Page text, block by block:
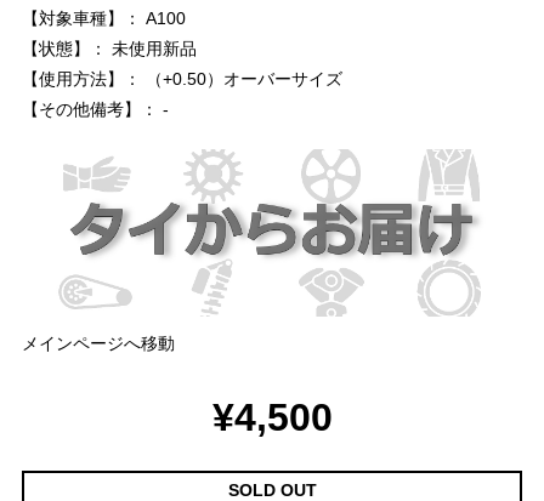
【対象車種】： A100
【状態】： 未使用新品
【使用方法】： （+0.50）オーバーサイズ
【その他備考】： -
メインページへ移動
¥4,500
SOLD OUT